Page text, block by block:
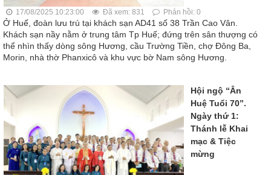
17/08/2025 10:23:00 Đã xem: 831 Phản hồi: 0
Ở Huế, đoàn lưu trú tại khách sạn AD41 số 38 Trần Cao Vân.
Khách sạn nầy nằm ở trung tâm Tp Huế; đứng trên sân thượng có
thể nhìn thấy dòng sông Hương, cầu Trường Tiền, chợ Đông Ba,
Morin, nhà thờ Phanxicô và khu vực bờ Nam sông Hương.
Hội ngộ “Ân
Huệ Tuổi 70”.
Ngày thứ 1:
Thánh lễ Khai
mạc & Tiệc
mừng